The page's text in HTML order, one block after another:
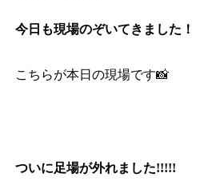
今日も現場のぞいてきました！
こちらが本日の現場です📸
ついに足場が外れました!!!!!